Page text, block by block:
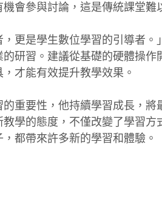
會參與討論，這是傳統課堂難
，更是學生數位學習的引導者。
研習。建議從基礎的硬體操
才能有效提升教學效果。
重要性，他持續學習成長，將
學的態度，不僅改變了學習
都帶來許多新的學習和體驗。